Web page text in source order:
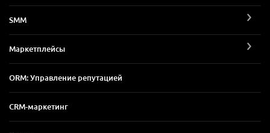
SMM
Маркетплейсы
ORM: Управление репутацией
CRM-маркетинг